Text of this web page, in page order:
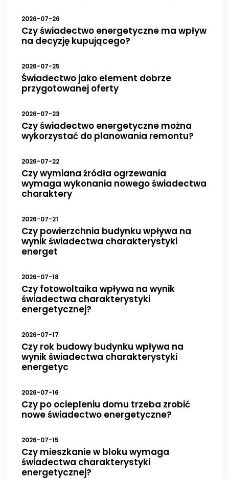
2026-07-26
Czy świadectwo energetyczne ma wpływ
na decyzję kupującego?
2026-07-25
Świadectwo jako element dobrze
przygotowanej oferty
2026-07-23
Czy świadectwo energetyczne można
wykorzystać do planowania remontu?
2026-07-22
Czy wymiana źródła ogrzewania
wymaga wykonania nowego świadectwa
charaktery
2026-07-21
Czy powierzchnia budynku wpływa na
wynik świadectwa charakterystyki
energet
2026-07-18
Czy fotowoltaika wpływa na wynik
świadectwa charakterystyki
energetycznej?
2026-07-17
Czy rok budowy budynku wpływa na
wynik świadectwa charakterystyki
energetyc
2026-07-16
Czy po ociepleniu domu trzeba zrobić
nowe świadectwo energetyczne?
2026-07-15
Czy mieszkanie w bloku wymaga
świadectwa charakterystyki
energetycznej?